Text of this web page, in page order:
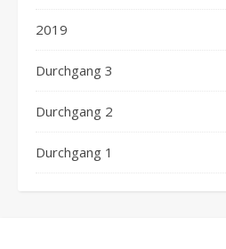
2019
Durchgang 3
Durchgang 2
Durchgang 1